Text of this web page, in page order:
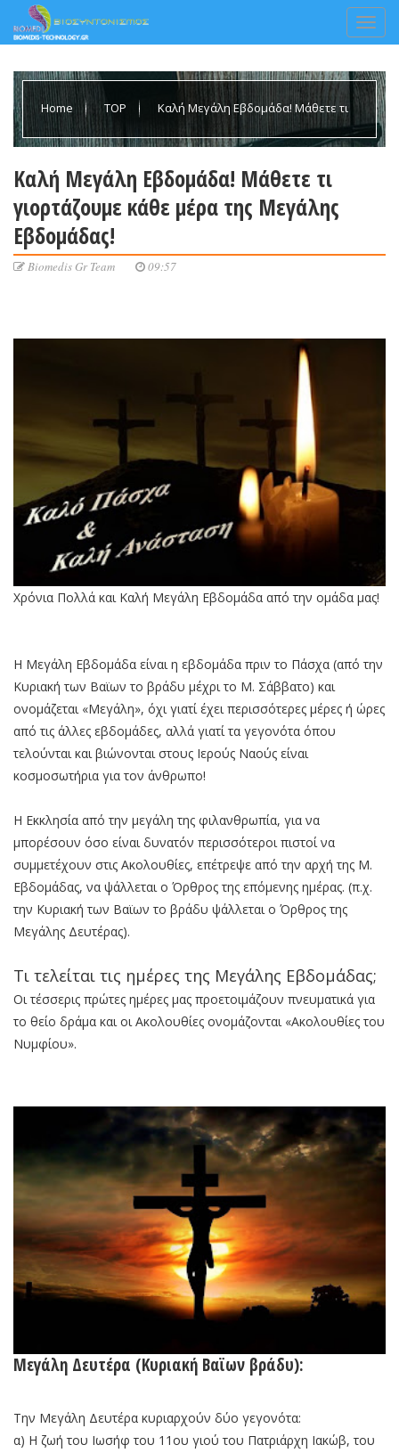
Home TOP Καλή Μεγάλη Εβδομάδα! Μάθετε τι
Καλή Μεγάλη Εβδομάδα! Μάθετε τι
γιορτάζουμε κάθε μέρα της Μεγάλης
Εβδομάδας!
Biomedis Gr Team 09:57
Χρόνια Πολλά και Καλή Μεγάλη Εβδομάδα από την ομάδα μας!
Η Μεγάλη Εβδομάδα είναι η εβδομάδα πριν το Πάσχα (από την
Κυριακή των Βαϊων το βράδυ μέχρι το Μ. Σάββατο) και
ονομάζεται «Μεγάλη», όχι γιατί έχει περισσότερες μέρες ή ώρες
από τις άλλες εβδομάδες, αλλά γιατί τα γεγονότα όπου
τελούνται και βιώνονται στους Ιερούς Ναούς είναι
κοσμοσωτήρια για τον άνθρωπο!
Η Εκκλησία από την μεγάλη της φιλανθρωπία, για να
μπορέσουν όσο είναι δυνατόν περισσότεροι πιστοί να
συμμετέχουν στις Ακολουθίες, επέτρεψε από την αρχή της Μ.
Εβδομάδας, να ψάλλεται ο Όρθρος της επόμενης ημέρας. (π.χ.
την Κυριακή των Βαϊων το βράδυ ψάλλεται ο Όρθρος της
Μεγάλης Δευτέρας).
Τι τελείται τις ημέρες της Μεγάλης Εβδομάδας;
Οι τέσσερις πρώτες ημέρες μας προετοιμάζουν πνευματικά για
το θείο δράμα και οι Ακολουθίες ονομάζονται «Ακολουθίες του
Νυμφίου».
Μεγάλη Δευτέρα (Κυριακή Βαϊων βράδυ):
Την Μεγάλη Δευτέρα κυριαρχούν δύο γεγονότα:
α) Η ζωή του Ιωσήφ του 11ου γιού του Πατριάρχη Ιακώβ, του